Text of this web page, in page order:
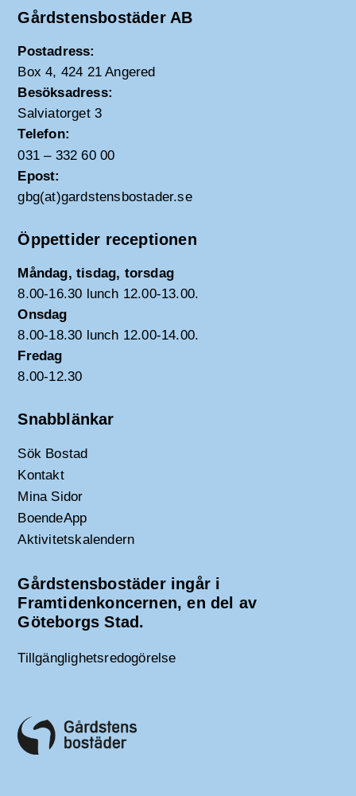
Gårdstensbostäder AB
Postadress:
Box 4, 424 21 Angered
Besöksadress:
Salviatorget 3
Telefon:
031 – 332 60 00
Epost:
gbg(at)gardstensbostader.se
Öppettider receptionen
Måndag, tisdag, torsdag
8.00-16.30 lunch 12.00-13.00.
Onsdag
8.00-18.30 lunch 12.00-14.00.
Fredag
8.00-12.30
Snabblänkar
Sök Bostad
Kontakt
Mina Sidor
BoendeApp
Aktivitetskalendern
Gårdstensbostäder ingår i
Framtidenkoncernen, en del av
Göteborgs Stad.
Tillgänglighetsredogörelse